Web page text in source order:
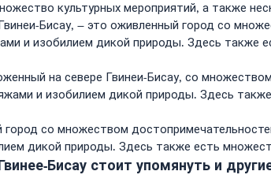
культурных мероприятий, а также
Бисау, – это оживленный город со
и изобилием дикой природы. Здесь
на севере Гвинеи-Бисау, со
и изобилием дикой природы. Здесь
со множеством
дикой природы. Здесь также есть
Бисау стоит упомянуть и